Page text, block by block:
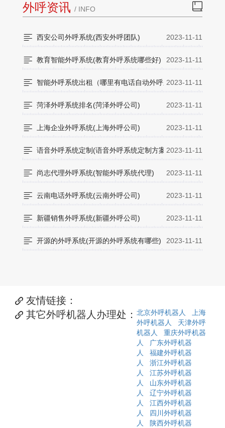
外呼资讯 / INFO 
 西安公司外呼系统(西安外呼团队) 2023-11-11
 教育智能外呼系统(教育外呼系统哪些好) 2023-11-11
 智能外呼系统出租（哪里有电话自动外呼系统）2023-11-11
 菏泽外呼系统排名(菏泽外呼公司) 2023-11-11
 上海企业外呼系统(上海外呼公司) 2023-11-11
 语音外呼系统定制(语音外呼系统定制方案)2023-11-11
 尚志代理外呼系统(智能外呼系统代理) 2023-11-11
 云南电话外呼系统(云南外呼公司) 2023-11-11
 新疆销售外呼系统(新疆外呼公司) 2023-11-11
 开源的外呼系统(开源的外呼系统有哪些) 2023-11-11
 友情链接：
 其它外呼机器人办理处： 北京外呼机器人
上海
外呼机器人
天津外呼
机器人
重庆外呼机器
人
广东外呼机器
人
福建外呼机器
人
浙江外呼机器
人
江苏外呼机器
人
山东外呼机器
人
辽宁外呼机器
人
江西外呼机器
人
四川外呼机器
人
陕西外呼机器